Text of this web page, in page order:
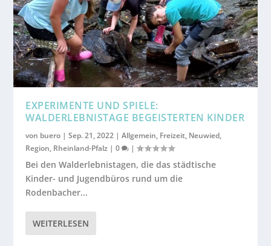
EXPERIMENTE UND SPIELE:
WALDERLEBNISTAGE BEGEISTERTEN KINDER
von buero |Sep. 21, 2022 |Allgemein, Freizeit, Neuwied,
Region, Rheinland-Pfalz |0 |
Bei den Walderlebnistagen, die das städtische
Kinder- und Jugendbüros rund um die
Rodenbacher...
WEITERLESEN